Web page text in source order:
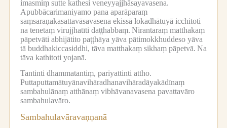
imasmiṃ sutte kathesi veneyyajjhāsayavasena.
Apubbācarimaniyamo pana aparāparaṃ
saṃsaraṇakasattavāsavasena ekissā lokadhātuyā icchitoti
na tenetaṃ virujjhatīti daṭṭhabbaṃ. Nirantaraṃ matthakaṃ
pāpetvāti abhijātito paṭṭhāya yāva pātimokkhuddeso yāva
tā buddhakiccasiddhi, tāva matthakaṃ sikhaṃ pāpetvā. Na
tāva kathitoti yojanā.
Tantinti dhammatantiṃ, pariyattinti attho.
Puttaputtamātuyānavihāradhanavihāradāyakādīnaṃ
sambahulānaṃ atthānaṃ vibhāvanavasena pavattavāro
sambahulavāro.
Sambahulavāravaṇṇanā